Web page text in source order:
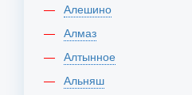
Алешино
Алмаз
Алтынное
Альняш